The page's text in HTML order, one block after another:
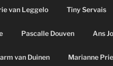
van Leggelo Tiny Servais
Pascalle Douven Ans
van Duinen Marianne